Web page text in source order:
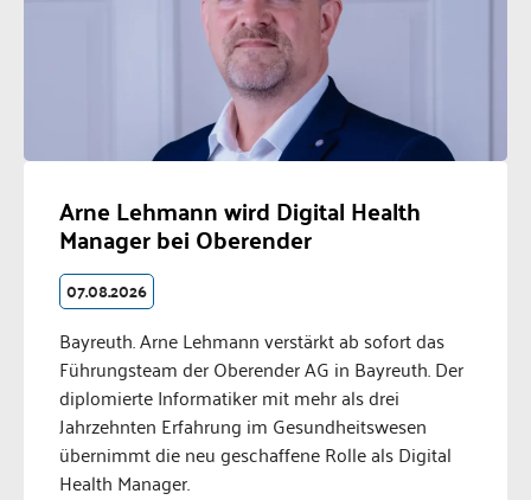
Arne Lehmann wird Digital Health
Manager bei Oberender
07.08.2026
Bayreuth. Arne Lehmann verstärkt ab sofort das
Führungsteam der Oberender AG in Bayreuth. Der
diplomierte Informatiker mit mehr als drei
Jahrzehnten Erfahrung im Gesundheitswesen
übernimmt die neu geschaffene Rolle als Digital
Health Manager.